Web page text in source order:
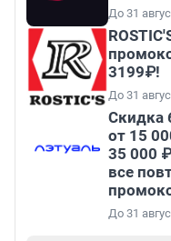
До 31
3199₽!
До 31
Скидка
от 15
35 000
все
До 31